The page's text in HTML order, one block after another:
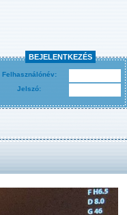
BEJELENTKEZÉS
Felhasználónév:
Jelszó: